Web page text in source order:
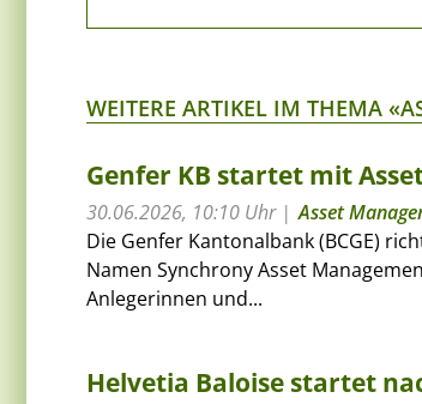
WEITERE ARTIKEL IM THEMA
Genfer KB startet mit
30.06.2026, 10:10 Uhr Asset
Die Genfer Kantonalbank (BCGE)
Namen Synchrony Asset
Anlegerinnen und...
Helvetia Baloise startet